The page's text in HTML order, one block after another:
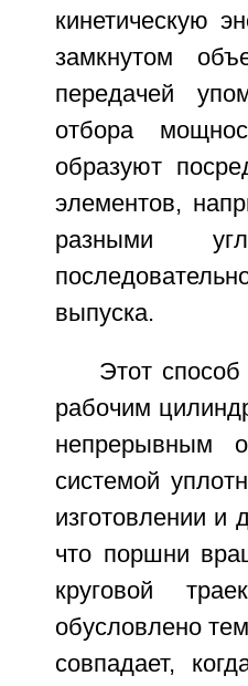
кинетическую
замкнутом
передачей
отбора
образуют
элементов,
разными
выпуска.
Этот
рабочим
непрерывным
системой
изготовлении и
что поршни
круговой
обусловлено
совпадает,